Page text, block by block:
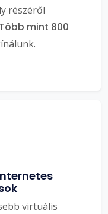
részéről
Több mint 800
virtuális